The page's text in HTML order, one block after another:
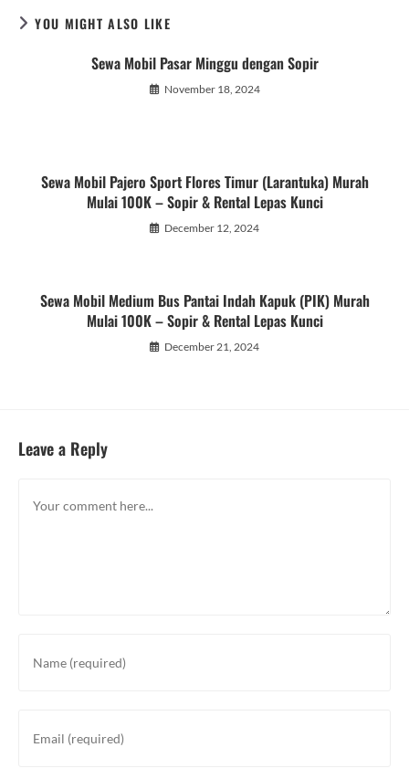
YOU MIGHT ALSO LIKE
Sewa Mobil Pasar Minggu dengan Sopir
November 18, 2024
Sewa Mobil Pajero Sport Flores Timur (Larantuka) Murah
Mulai 100K – Sopir & Rental Lepas Kunci
December 12, 2024
Sewa Mobil Medium Bus Pantai Indah Kapuk (PIK) Murah
Mulai 100K – Sopir & Rental Lepas Kunci
December 21, 2024
Leave a Reply
your
username
your